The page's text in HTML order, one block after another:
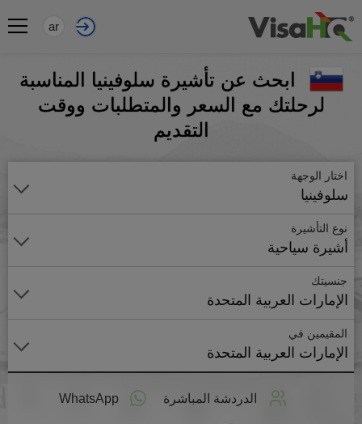
ar
ابحث عن تأشيرة سلوفينيا المناسبة
لرحلتك مع السعر والمتطلبات ووقت
التقديم
اختار الوجهة
سلوفينيا
نوع التأشيرة
أشيرة سياحية
جنسيتك
الإمارات العربية المتحدة
المقيمين في
الإمارات العربية المتحدة
الدردشة المباشرة WhatsApp